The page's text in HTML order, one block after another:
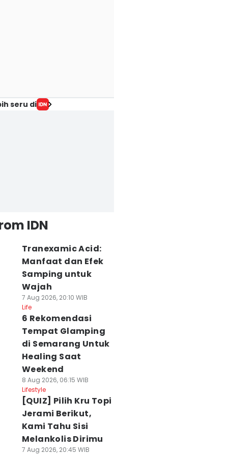
seru di
IDN
Tranexamic Acid:
Manfaat dan Efek
Samping untuk
Wajah
7 Aug 2026, 20:10 WIB
Life
6 Rekomendasi
Tempat Glamping
di Semarang Untuk
Healing Saat
Weekend
8 Aug 2026, 06:15 WIB
Lifestyle
[QUIZ] Pilih Kru Topi
Jerami Berikut,
Kami Tahu Sisi
Melankolis Dirimu
7 Aug 2026, 20:45 WIB